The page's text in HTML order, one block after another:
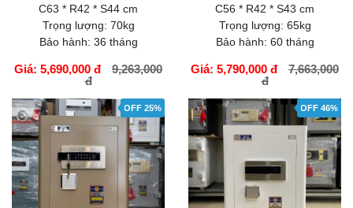
C63 * R42 * S44 cm
Trọng lượng: 70kg
Bảo hành: 36 tháng
Giá: 5,690,000 đ
9,263,000
đ
C56 * R42 * S43 cm
Trọng lượng: 65kg
Bảo hành: 60 tháng
Giá: 5,790,000 đ
7,663,000
đ
OFF 25% OFF 46%